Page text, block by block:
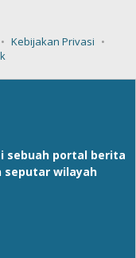
Kebijakan Privasi
sebuah portal berita
seputar wilayah